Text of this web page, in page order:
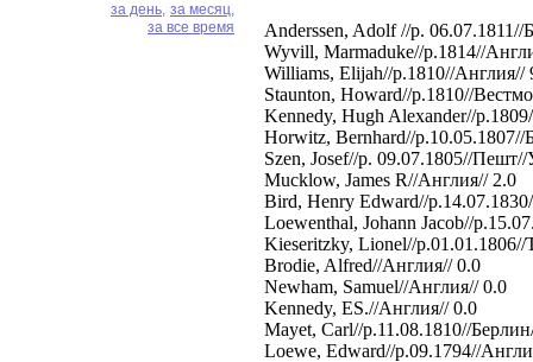
за день, за месяц,
за все время
Anderssen, Adolf //р. 06.07.1811//
Wyvill, Marmaduke//р.1814//
Williams, Elijah//р.1810//Англия//
Staunton, Howard//р.1810//
Kennedy, Hugh Alexander//
Horwitz, Bernhard//р.10.05.1807//
Szen, Josef//р. 09.07.1805//
Mucklow, James R//Англия// 2.0
Bird, Henry Edward//
Loewenthal, Johann Jacob//
Kieseritzky, Lionel//
Brodie, Alfred//Англия// 0.0
Newham, Samuel//Англия// 0.0
Kennedy, ES.//Англия// 0.0
Mayet, Carl//р.11.08.1810//
Loewe, Edward//р.09.1794//